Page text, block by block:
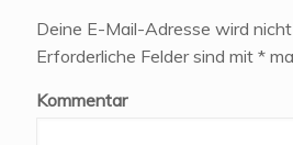
Deine E-Mail-Adresse wird
Erforderliche Felder sind mit *
Kommentar